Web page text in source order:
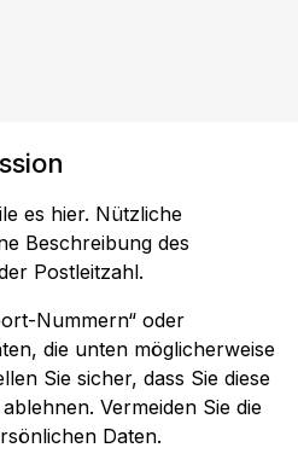
es hier. Nützliche
Beschreibung des
Postleitzahl.
Nummern“ oder
die unten möglicherweise
Sie sicher, dass Sie diese
Vermeiden Sie die
Daten.